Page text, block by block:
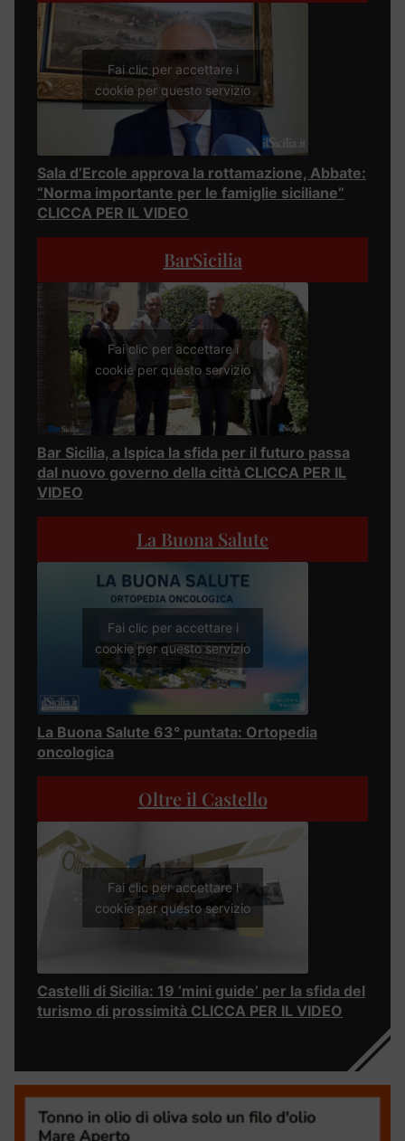
Fai clic per accettare i
cookie per questo servizio
Sala d’Ercole approva la rottamazione, Abbate:
“Norma importante per le famiglie siciliane”
CLICCA PER IL VIDEO
BarSicilia
Fai clic per accettare i
cookie per questo servizio
Bar Sicilia, a Ispica la sfida per il futuro passa
dal nuovo governo della città CLICCA PER IL
VIDEO
La Buona Salute
Fai clic per accettare i
cookie per questo servizio
La Buona Salute 63° puntata: Ortopedia
oncologica
Oltre il Castello
Fai clic per accettare i
cookie per questo servizio
Castelli di Sicilia: 19 ‘mini guide’ per la sfida del
turismo di prossimità CLICCA PER IL VIDEO